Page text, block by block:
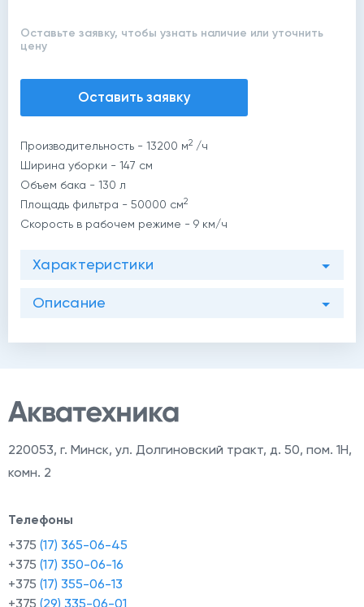
Оставьте заявку, чтобы узнать наличие или уточнить
цену
Оставить заявку
Производительность - 13200 м2 /ч
Ширина уборки - 147 cм
Объем бака - 130 л
Площадь фильтра - 50000 cм2
Скорость в рабочем режиме - 9 км/ч
Характеристики
Описание
220053, г. Минск, ул. Долгиновский тракт, д. 50, пом. 1Н,
комн. 2
Телефоны
+375 (17) 365-06-45
+375 (17) 350-06-16
+375 (17) 355-06-13
+375 (29) 335-06-01